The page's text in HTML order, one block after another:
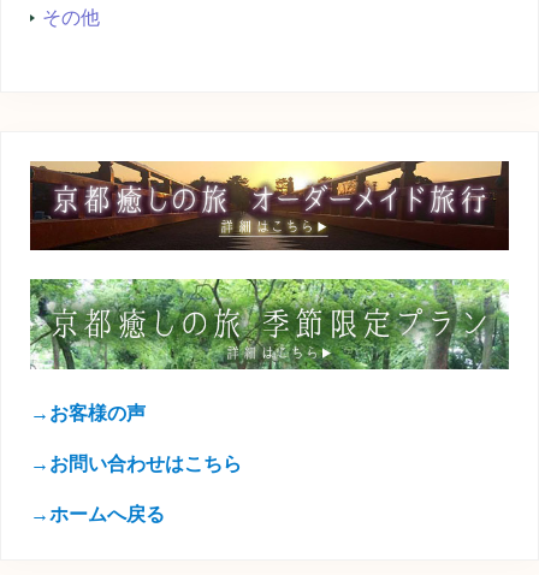
その他
→お客様の声
→お問い合わせはこちら
→ホームへ戻る